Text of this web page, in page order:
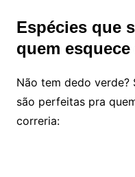
Espécies que
quem
Não tem dedo verde?
são perfeitas pra
correria: